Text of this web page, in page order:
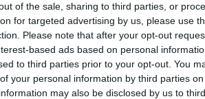
of the sale, sharing to third parties, or
for targeted advertising by us, please use
Please note that after your opt-out
based ads based on personal
to third parties prior to your opt-out. You
your personal information by third parties on
may also be disclosed by us to
a jelszavát?